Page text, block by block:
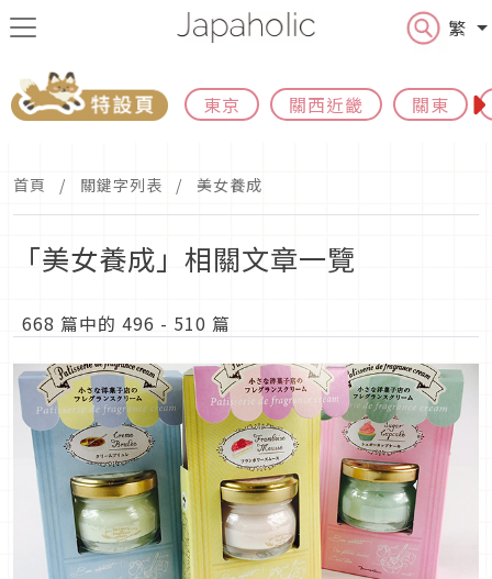
繁
東京 關西近畿 關東
首頁 關鍵字列表 美女養成
「美女養成」相關文章一覽
668 篇中的 496 - 510 篇